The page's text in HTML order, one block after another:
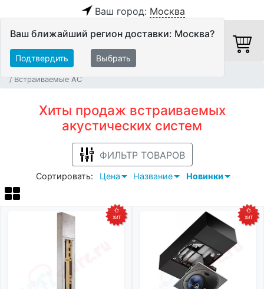
Ваш город: Москва
Ваш ближайший регион доставки: Москва?
Подтвердить Выбрать
Встраиваемые АС
Хиты продаж встраиваемых
акустических систем
ФИЛЬТР ТОВАРОВ
Сортировать: Цена Название Новинки